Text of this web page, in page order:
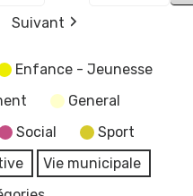
Suivant
Enfance - Jeunesse
General
Social
Sport
Vie municipale